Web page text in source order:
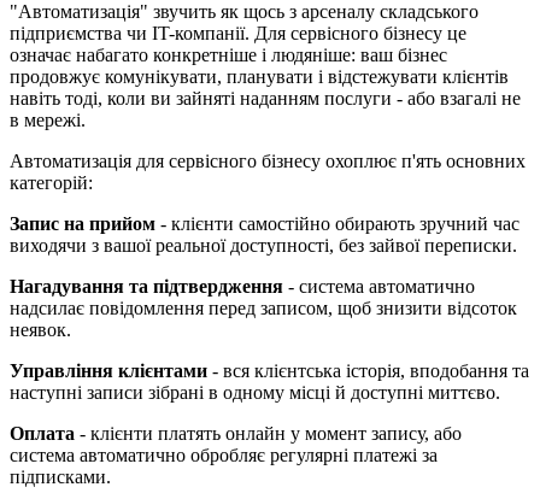
"Автоматизація" звучить як щось з арсеналу складського
підприємства чи IT-компанії. Для сервісного бізнесу це
означає набагато конкретніше і людяніше: ваш бізнес
продовжує комунікувати, планувати і відстежувати клієнтів
навіть тоді, коли ви зайняті наданням послуги - або взагалі не
в мережі.
Автоматизація для сервісного бізнесу охоплює п'ять основних
категорій:
Запис на прийом - клієнти самостійно обирають зручний час
виходячи з вашої реальної доступності, без зайвої переписки.
Нагадування та підтвердження - система автоматично
надсилає повідомлення перед записом, щоб знизити відсоток
неявок.
Управління клієнтами - вся клієнтська історія, вподобання та
наступні записи зібрані в одному місці й доступні миттєво.
Оплата - клієнти платять онлайн у момент запису, або
система автоматично обробляє регулярні платежі за
підписками.